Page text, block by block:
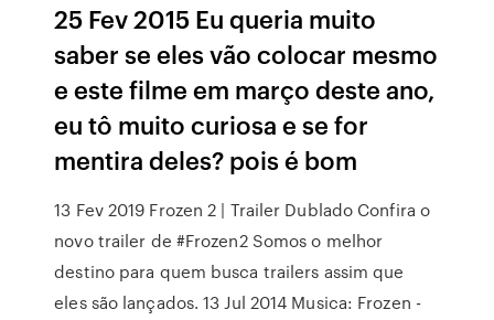
25 Fev 2015 Eu queria muito
saber se eles vão colocar mesmo
e este filme em março deste ano,
eu tô muito curiosa e se for
mentira deles? pois é bom
13 Fev 2019 Frozen 2 | Trailer Dublado Confira o
novo trailer de #Frozen2 Somos o melhor
destino para quem busca trailers assim que
eles são lançados. 13 Jul 2014 Musica: Frozen -